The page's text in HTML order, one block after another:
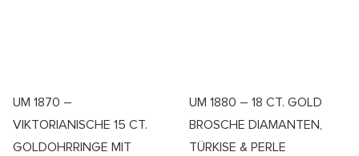
UM 1870 –
VIKTORIANISCHE 15 CT.
GOLDOHRRINGE MIT
UM 1880 – 18 CT. GOLD
BROSCHE DIAMANTEN,
TÜRKISE & PERLE